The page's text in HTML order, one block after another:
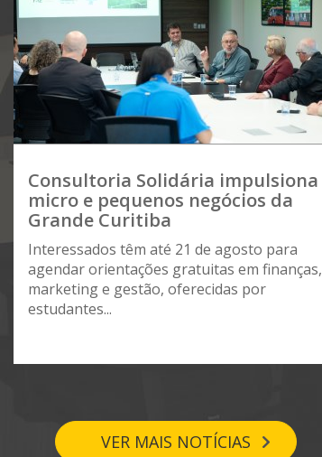
Consultoria Solidária impulsiona
micro e pequenos negócios da
Grande Curitiba
Interessados têm até 21 de agosto para
agendar orientações gratuitas em finanças,
marketing e gestão, oferecidas por
estudantes...
VER MAIS NOTÍCIAS